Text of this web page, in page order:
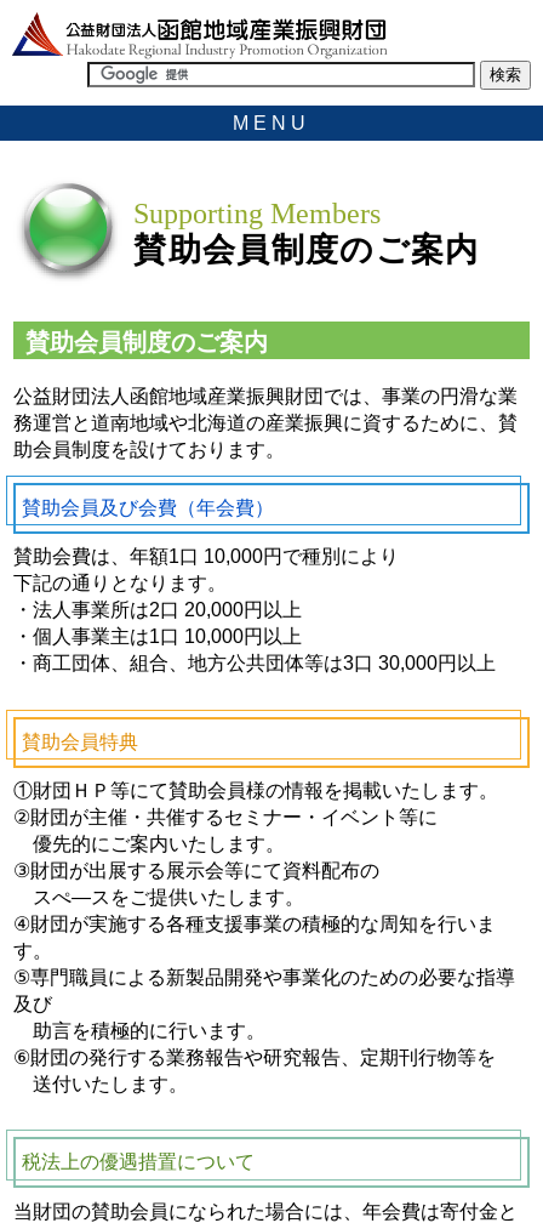
MENU
Supporting Members
賛助会員制度のご案内
賛助会員制度のご案内
公益財団法人函館地域産業振興財団では、事業の円滑な業
務運営と道南地域や北海道の産業振興に資するために、賛
助会員制度を設けております。
賛助会員及び会費（年会費）
賛助会費は、年額1口 10,000円で種別により
下記の通りとなります。
・法人事業所は2口 20,000円以上
・個人事業主は1口 10,000円以上
・商工団体、組合、地方公共団体等は3口 30,000円以上
賛助会員特典
①財団ＨＰ等にて賛助会員様の情報を掲載いたします。
②財団が主催・共催するセミナー・イベント等に
優先的にご案内いたします。
③財団が出展する展示会等にて資料配布の
スぺ—スをご提供いたします。
④財団が実施する各種支援事業の積極的な周知を行いま
す。
⑤専門職員による新製品開発や事業化のための必要な指導
及び
助言を積極的に行います。
⑥財団の発行する業務報告や研究報告、定期刊行物等を
送付いたします。
税法上の優遇措置について
当財団の賛助会員になられた場合には、年会費は寄付金と